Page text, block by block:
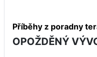
Příběhy z poradny
OPOŽDĚNÝ